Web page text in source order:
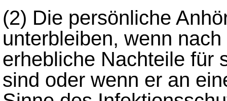
(2) Die persönliche
unterbleiben, wenn
erhebliche Nachteile für
sind oder wenn er an